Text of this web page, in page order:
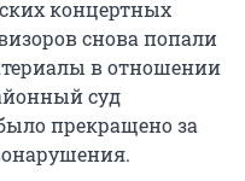
концертных
снова попали
в отношении
суд
прекращено за